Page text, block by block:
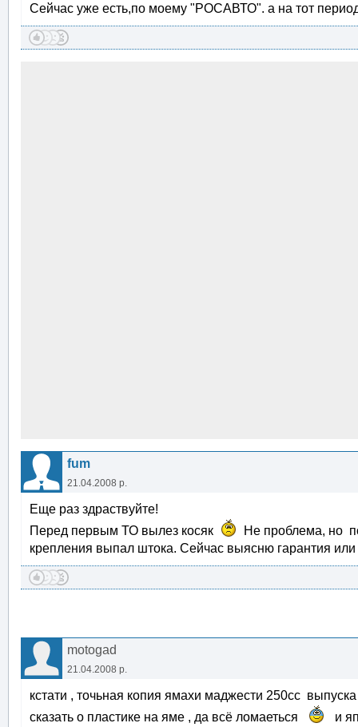
Сейчас уже есть,по моему "РОСАВТО". а на тот
fum
21.04.2008 р.
Еще раз здраствуйте!
Перед первым ТО вылез косяк
Не проблема, но
крепления выпал штока. Сейчас выясню гарантия или
motogad
21.04.2008 р.
кстати , точьная копия ямахи маджести 250сс
сказать о пластике на яме , да всё ломаеться
и